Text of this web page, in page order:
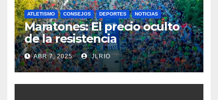
ATLETISMO CONSEJOS DEPORTES NOTICIAS
Maratones: El precio oculto
de la resistencia
ABR 7, 2025 JLRIO